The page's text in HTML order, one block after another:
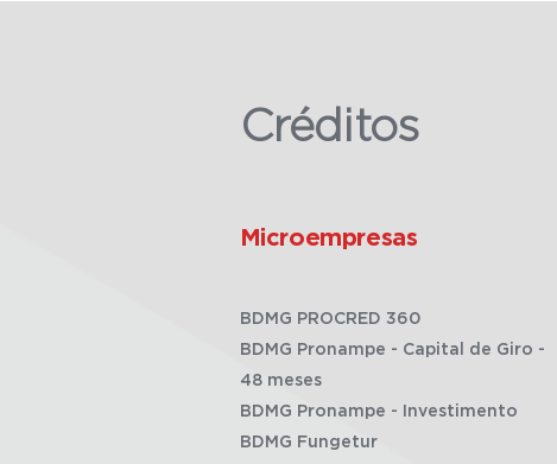
Créditos
Microempresas
BDMG PROCRED 360
BDMG Pronampe - Capital de Giro -
48 meses
BDMG Pronampe - Investimento
BDMG Fungetur